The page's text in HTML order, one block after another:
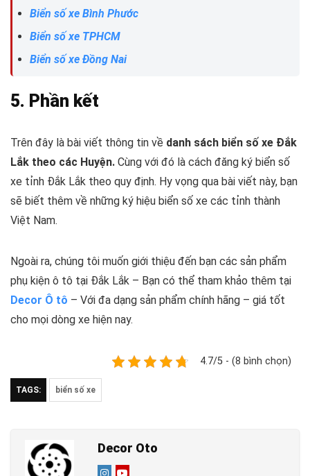
Biển số xe Bình Phước
Biển số xe TPHCM
Biển số xe Đồng Nai
5. Phần kết
Trên đây là bài viết thông tin về danh sách biển số xe Đắk
Lắk theo các Huyện. Cùng với đó là cách đăng ký biển số
xe tỉnh Đắk Lắk theo quy định. Hy vọng qua bài viết này, bạn
sẽ biết thêm về những ký hiệu biển số xe các tỉnh thành
Việt Nam.
Ngoài ra, chúng tôi muốn giới thiệu đến bạn các sản phẩm
phụ kiện ô tô tại Đắk Lắk – Bạn có thể tham khảo thêm tại
Decor Ô tô – Với đa dạng sản phẩm chính hãng – giá tốt
cho mọi dòng xe hiện nay.
4.7/5 - (8 bình chọn)
TAGS: biển số xe
Decor Oto